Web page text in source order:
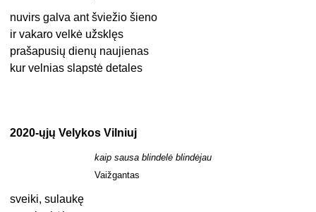
nuvirs galva ant šviežio šieno
ir vakaro velkė užsklęs
prašapusių dienų naujienas
kur velnias slapstė detales
2020-ųjų Velykos Vilniuj
kaip sausa blindelė blindėjau
Vaižgantas
sveiki, sulaukę